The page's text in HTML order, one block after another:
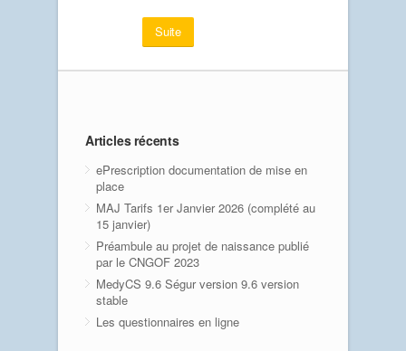
Suite
Articles récents
ePrescription documentation de mise en
place
MAJ Tarifs 1er Janvier 2026 (complété au
15 janvier)
Préambule au projet de naissance publié
par le CNGOF 2023
MedyCS 9.6 Ségur version 9.6 version
stable
Les questionnaires en ligne